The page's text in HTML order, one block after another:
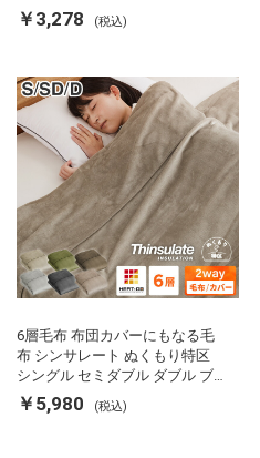
ぽ エコ 節電 節約 省エネ 充電式
エコ電気あんか EWT-2143 スリ
￥3,278 (税込)
6層毛布 布団カバーにもなる毛
布 シンサレート ぬくもり特区
シングル セミダブル ダブル ブ
ランケット 掛け布団カバー フラ
ンネル 保温 蓄熱 吸湿 発熱 断熱
￥5,980 (税込)